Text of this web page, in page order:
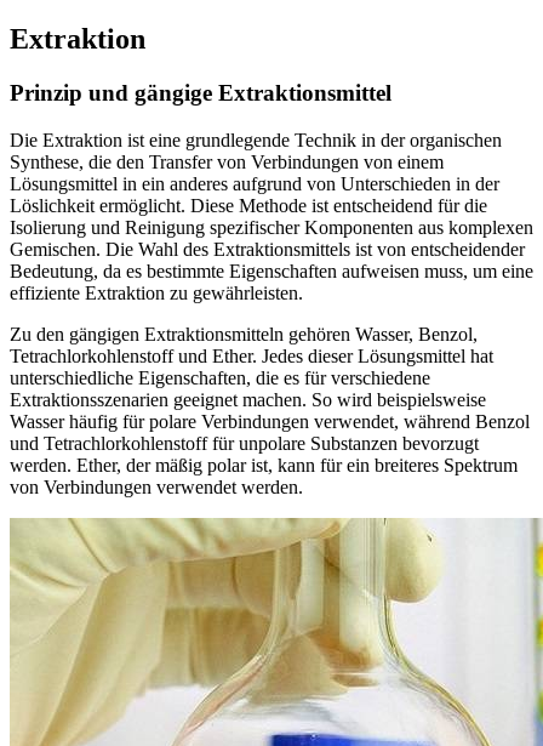
Extraktion
Prinzip und gängige Extraktionsmittel
Die Extraktion ist eine grundlegende Technik in der organischen
Synthese, die den Transfer von Verbindungen von einem
Lösungsmittel in ein anderes aufgrund von Unterschieden in der
Löslichkeit ermöglicht. Diese Methode ist entscheidend für die
Isolierung und Reinigung spezifischer Komponenten aus komplexen
Gemischen. Die Wahl des Extraktionsmittels ist von entscheidender
Bedeutung, da es bestimmte Eigenschaften aufweisen muss, um eine
effiziente Extraktion zu gewährleisten.
Zu den gängigen Extraktionsmitteln gehören Wasser, Benzol,
Tetrachlorkohlenstoff und Ether. Jedes dieser Lösungsmittel hat
unterschiedliche Eigenschaften, die es für verschiedene
Extraktionsszenarien geeignet machen. So wird beispielsweise
Wasser häufig für polare Verbindungen verwendet, während Benzol
und Tetrachlorkohlenstoff für unpolare Substanzen bevorzugt
werden. Ether, der mäßig polar ist, kann für ein breiteres Spektrum
von Verbindungen verwendet werden.